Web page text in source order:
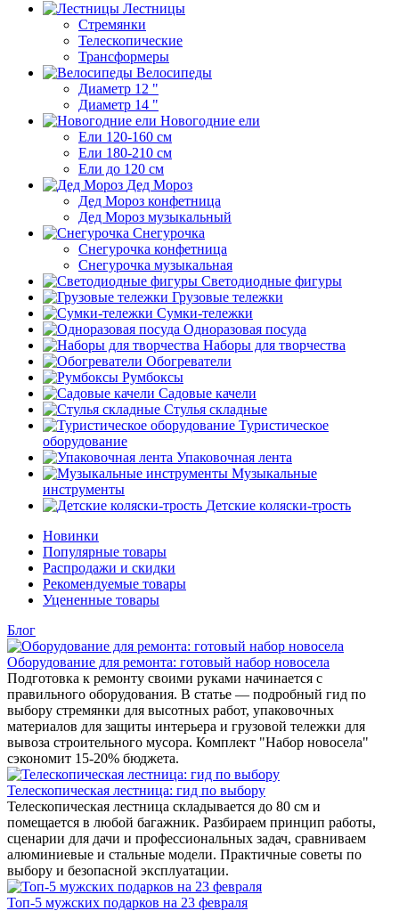
Лестницы
Стремянки
Телескопические
Трансформеры
Велосипеды
Диаметр 12 "
Диаметр 14 "
Новогодние ели
Ели 120-160 см
Ели 180-210 см
Ели до 120 см
Дед Мороз
Дед Мороз конфетница
Дед Мороз музыкальный
Снегурочка
Снегурочка конфетница
Снегурочка музыкальная
Светодиодные фигуры
Грузовые тележки
Сумки-тележки
Одноразовая посуда
Наборы для творчества
Обогреватели
Румбоксы
Садовые качели
Стулья складные
Туристическое
оборудование
Упаковочная лента
Музыкальные
инструменты
Детские коляски-трость
Новинки
Популярные товары
Распродажи и скидки
Рекомендуемые товары
Уцененные товары
Блог
Оборудование для ремонта: готовый набор новосела
Подготовка к ремонту своими руками начинается с
правильного оборудования. В статье — подробный гид по
выбору стремянки для высотных работ, упаковочных
материалов для защиты интерьера и грузовой тележки для
вывоза строительного мусора. Комплект "Набор новосела"
сэкономит 15-20% бюджета.
Телескопическая лестница: гид по выбору
Телескопическая лестница складывается до 80 см и
помещается в любой багажник. Разбираем принцип работы,
сценарии для дачи и профессиональных задач, сравниваем
алюминиевые и стальные модели. Практичные советы по
выбору и безопасной эксплуатации.
Топ-5 мужских подарков на 23 февраля